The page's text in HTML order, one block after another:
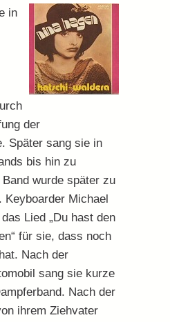
in
der
Später sang sie in
bis hin zu
wurde später zu
Keyboarder Michael
Lied „Du hast den
für sie, dass noch
Nach der
sang sie kurze
Nach der
ihrem Ziehvater